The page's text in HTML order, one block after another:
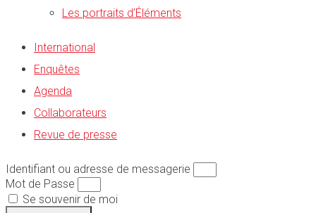
Les portraits d’Éléments
International
Enquêtes
Agenda
Collaborateurs
Revue de presse
Identifiant ou adresse de messagerie
Mot de Passe
Se souvenir de moi